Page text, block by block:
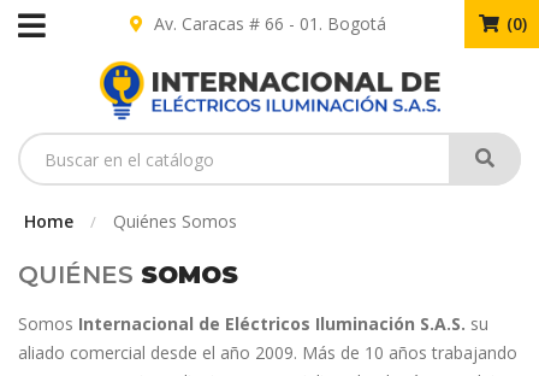
Av. Caracas # 66 - 01. Bogotá (0)
Home / Quiénes Somos
QUIÉNES SOMOS
Somos Internacional de Eléctricos Iluminación S.A.S. su
aliado comercial desde el año 2009. Más de 10 años trabajando